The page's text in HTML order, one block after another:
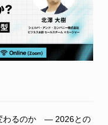
わるのか ― 2026との